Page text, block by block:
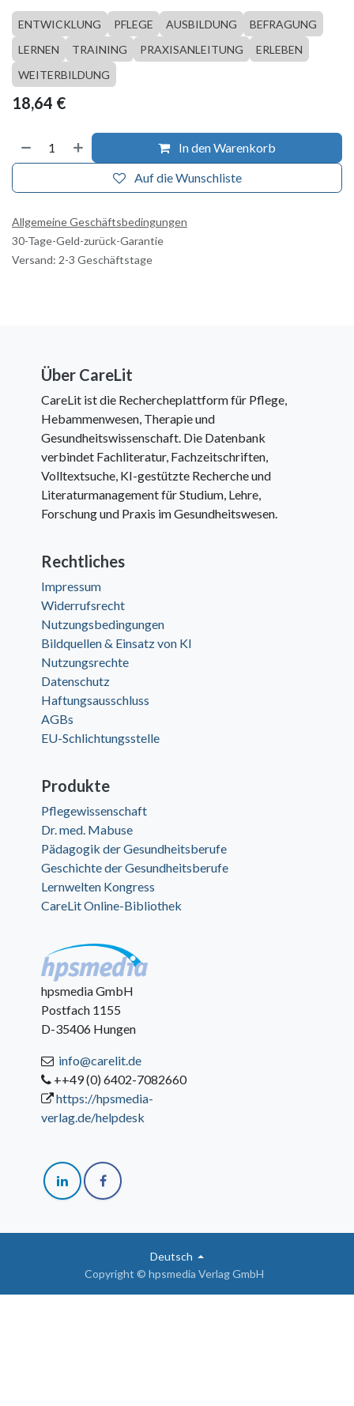
ENTWICKLUNG PFLEGE AUSBILDUNG
BEFRAGUNG
LERNEN
TRAINING PRAXISANLEITUNG
ERLEBEN
WEITERBILDUNG
18,64 €
In den Warenkorb
Auf die Wunschliste
Allgemeine Geschäftsbedingungen
30-Tage-Geld-zurück-Garantie
Versand: 2-3 Geschäftstage
Über CareLit
CareLit ist die Rechercheplattform für Pflege,
Hebammenwesen, Therapie und
Gesundheitswissenschaft. Die Datenbank
verbindet Fachliteratur, Fachzeitschriften,
Volltextsuche, KI-gestützte Recherche und
Literaturmanagement für Studium, Lehre,
Forschung und Praxis im Gesundheitswesen.
Rechtliches
Impressum
Widerrufsrecht
Nutzungsbedingungen
Bildquellen & Einsatz von KI
Nutzungsrechte
Datenschutz
Haftungsausschluss
AGBs
EU-Schlichtungsstelle
Produkte
Pflegewissenschaft
Dr. med. Mabuse
Pädagogik der Gesundheitsberufe
Geschichte der Gesundheitsberufe
Lernwelten Kongress
CareLit Online-Bibliothek
hpsmedia GmbH
Postfach 1155
D-35406 Hungen
info@carelit.de
++49 (0) 6402-7082660
https://hpsmedia-
verlag.de/helpdesk
Copyright © hpsmedia Verlag GmbH
Deutsch